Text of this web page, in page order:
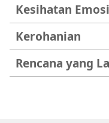
Kesihatan Emosi
Kerohanian
Rencana yang